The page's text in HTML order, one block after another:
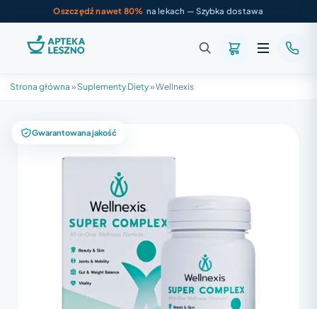
Oszczędź nawet 80% na lekach — Szybka dostawa
Strona główna » Suplementy Diety»Wellnexis
Gwarantowana jakość